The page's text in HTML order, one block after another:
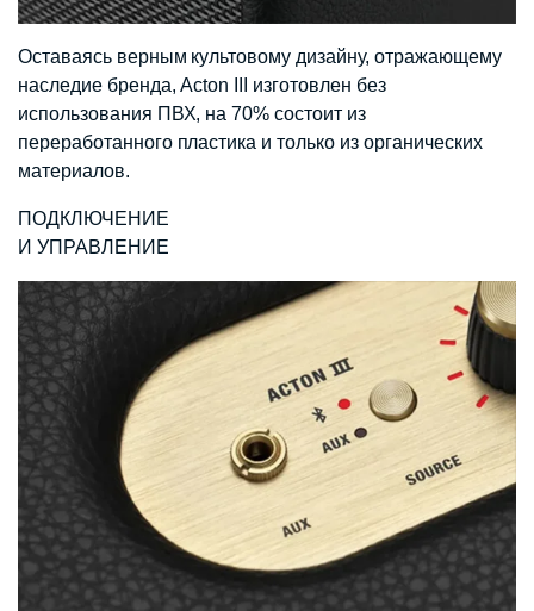
Оставаясь верным культовому дизайну, отражающему
наследие бренда, Acton III изготовлен без
использования ПВХ, на 70% состоит из
переработанного пластика и только из органических
материалов.
ПОДКЛЮЧЕНИЕ
И УПРАВЛЕНИЕ